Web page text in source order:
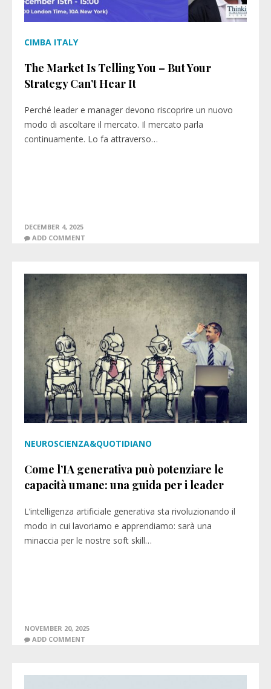
CIMBA ITALY
The Market Is Telling You – But Your
Strategy Can’t Hear It
Perché leader e manager devono riscoprire un nuovo
modo di ascoltare il mercato. Il mercato parla
continuamente. Lo fa attraverso…
DECEMBER 4, 2025
ADD COMMENT
NEUROSCIENZA&QUOTIDIANO
Come l’IA generativa può potenziare le
capacità umane: una guida per i leader
L’intelligenza artificiale generativa sta rivoluzionando il
modo in cui lavoriamo e apprendiamo: sarà una
minaccia per le nostre soft skill…
NOVEMBER 20, 2025
ADD COMMENT